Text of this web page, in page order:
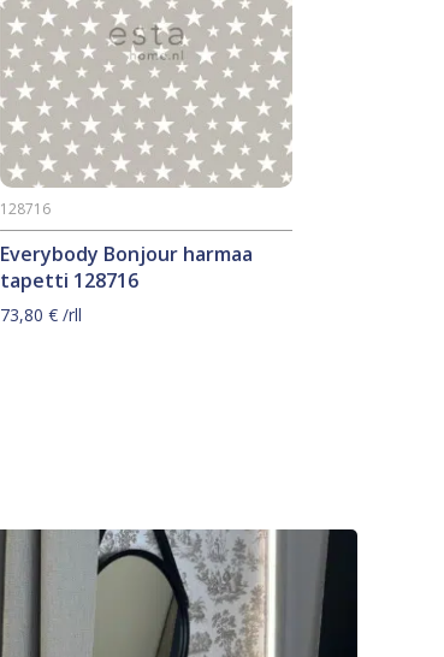
Everybody Bonjour harmaa
tapetti 128716
128716
73,80€ /rll